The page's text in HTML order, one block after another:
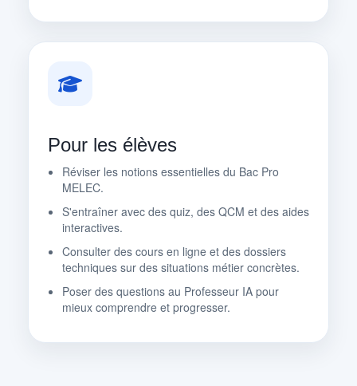
Pour les élèves
Réviser les notions essentielles du Bac Pro
MELEC.
S'entraîner avec des quiz, des QCM et des aides
interactives.
Consulter des cours en ligne et des dossiers
techniques sur des situations métier concrètes.
Poser des questions au Professeur IA pour
mieux comprendre et progresser.